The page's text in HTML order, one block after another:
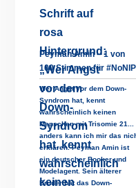
Peyman Amin – 1 von
100 Stimmen für
Wer Angst vor dem Down-
Syndrom hat, kennt
wahrscheinlich keinen
Menschen mit Trisomie 21...
anders kann ich mir das
erklären. Peyman Amin ist
ein deutscher Booker und
Modelagent. Sein älterer
Bruder hat das Down-